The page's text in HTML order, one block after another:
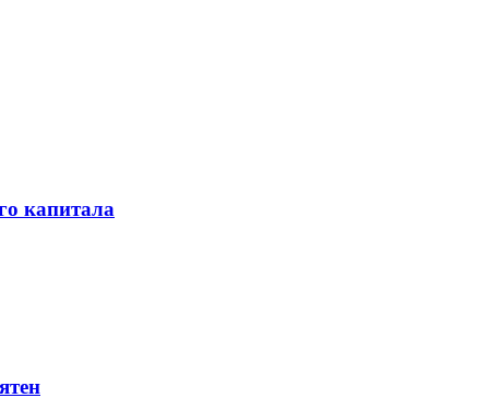
капитала